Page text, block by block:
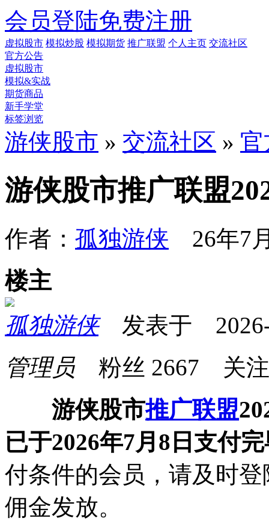
会员登陆免费注册
虚拟股市 模拟炒股 模拟期货 推广联盟 个人主页 交流社区
官方公告
虚拟股市
模拟&实战
期货商品
新手学堂
标签浏览
游侠股市 » 交流社区 »
游侠股市推广联盟
作者： 孤独游侠 26年7
楼主
孤独游侠发表于 2026-
管理员 粉丝 2667 关
游侠股市推广联盟
已于2026年7月8日支付
付条件的会员，请及时
佣金发放。